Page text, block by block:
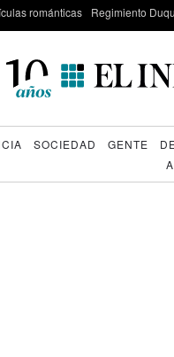
románticas Regimiento
SOCIEDAD GENTE